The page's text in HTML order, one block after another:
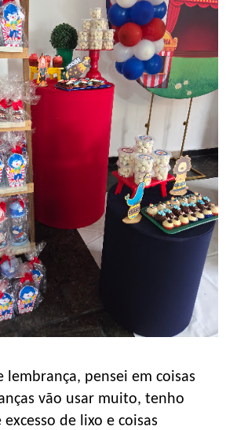
lembrança, pensei em coisas
vão usar muito, tenho
de lixo e coisas